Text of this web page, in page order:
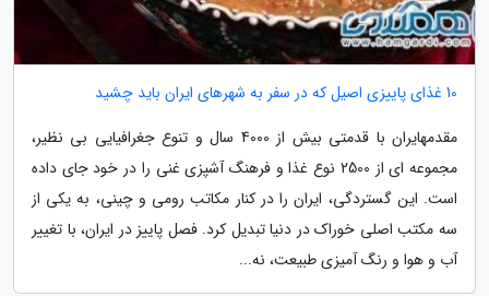
10 غذای پاییزی اصیل که در سفر به شهرهای ایران باید چشید
مقدمهایران با قدمتی بیش از 4000 سال و تنوع جغرافیایی بی نظیر،
مجموعه ای از 2500 نوع غذا و فرهنگ آشپزی غنی را در خود جای داده
است. این گستردگی، ایران را در کنار مکاتب رومی و چینی، به یکی از
سه مکتب اصلی خوراک در دنیا تبدیل کرد. فصل پاییز در ایران، با تغییر
آب و هوا و رنگ آمیزی طبیعت، نه...